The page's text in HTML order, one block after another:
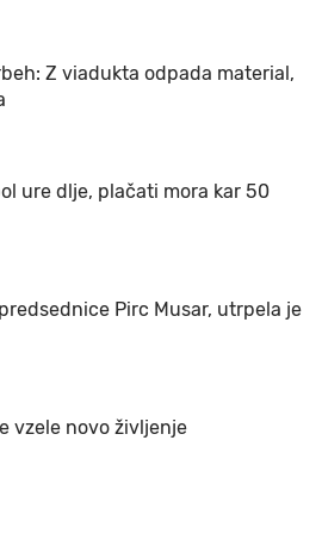
Z viadukta odpada material,
ure dlje, plačati mora kar 50
Pirc Musar, utrpela je
vzele novo življenje